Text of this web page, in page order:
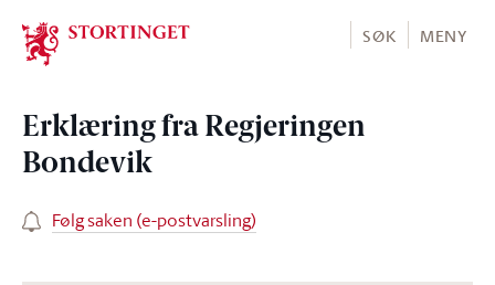
Stortinget.no
SØK MENY
Erklæring fra Regjeringen
Bondevik
Følg saken (e-postvarsling)